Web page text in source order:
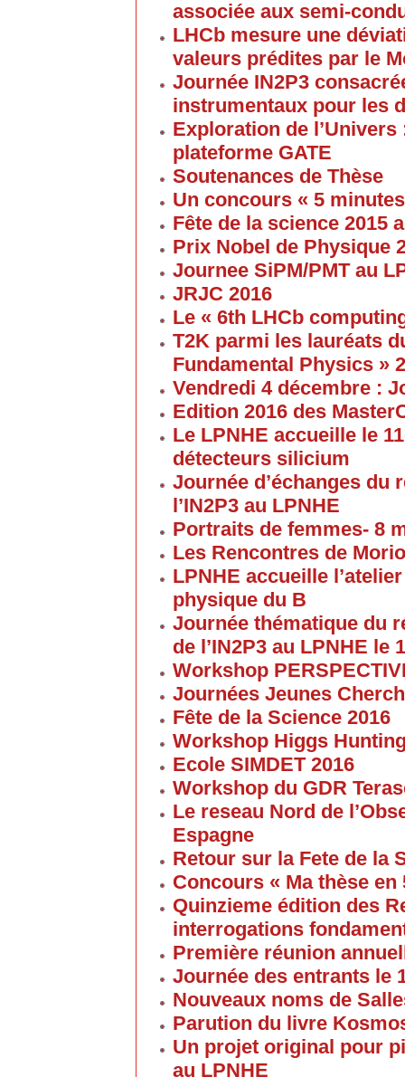
associée aux semi-
LHCb mesure une
valeurs prédites par le
Journée IN2P3
instrumentaux pour les
Exploration de
plateforme GATE
Soutenances de Thèse
Un concours « 5
Fête de la science 2015
Prix Nobel de Physique
Journee SiPM/PMT au
JRJC 2016
Le « 6th LHCb
T2K parmi les lauréats
Fundamental Physics »
Vendredi 4 décembre :
Edition 2016 des
Le LPNHE accueille le
détecteurs silicium
Journée d’échanges du
l’IN2P3 au LPNHE
Portraits de femmes- 8
Les Rencontres de
LPNHE accueille
physique du B
Journée thématique du
de l’IN2P3 au LPNHE le
Workshop
Journées Jeunes
Fête de la Science 2016
Workshop Higgs
Ecole SIMDET 2016
Workshop du GDR
Le reseau Nord de
Espagne
Retour sur la Fete de la
Concours « Ma thèse
Quinzieme édition des
interrogations
Première réunion
Journée des entrants le
Nouveaux noms de
Parution du livre
Un projet original pour
au LPNHE